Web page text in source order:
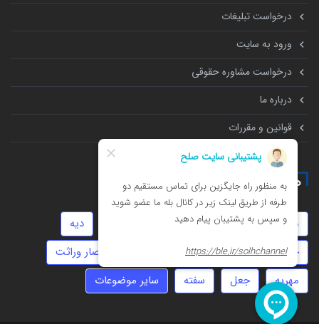
درخواست تبلیغات
ورود به سایت
درخواست مشاوره حقوقی
درباره ما
قوانین و مقررات
همه چیز درباره
موجر و مستاجر چک
دیه
خیانت
زورگیری ثبت شرکت
انحصار وراثت
مهریه
جعل سفته سایر موضوعات